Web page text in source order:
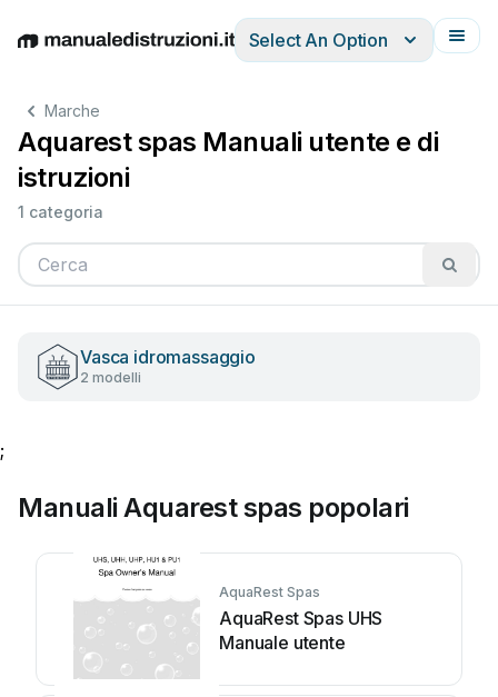
EnglishDeutschEspañolItalianoFrançais
Select An Option
Marche
Aquarest spas Manuali utente e di
istruzioni
1 categoria
Vasca idromassaggio
2 modelli
;
Manuali Aquarest spas popolari
AquaRest Spas
AquaRest Spas UHS
Manuale utente